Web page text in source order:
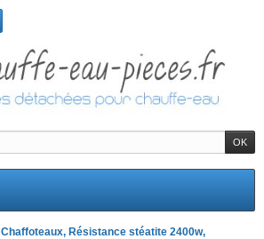
Chaffoteaux, Résistance stéatite 2400w,